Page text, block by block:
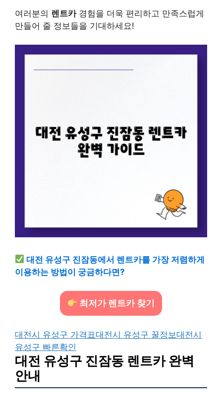
여러분의 렌트카경험을 더욱 편리하고 만족스럽게
만들어 줄 정보들을 기대하세요!
대전 유성구 진잠동에서 렌트카를 가장 저렴하게
이용하는 방법이 궁금하다면?
최저가 렌트카 찾기
대전시 유성구 가격표대전시 유성구 꿀정보대전시
유성구 빠른확인
대전 유성구 진잠동 렌트카 완벽
안내